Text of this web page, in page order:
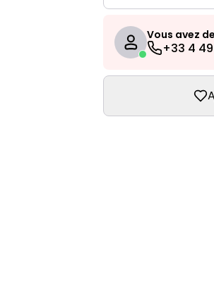
Vous avez
+33 4